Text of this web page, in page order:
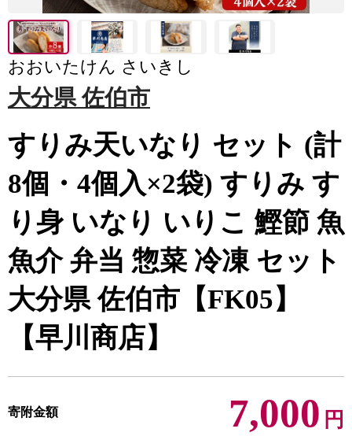
おおいたけん さいきし
大分県 佐伯市
すりみ天いなり セット (計
8個・4個入×2袋) すりみ す
り身 いなり いりこ 鰹節 魚
魚介 弁当 惣菜 冷凍 セット
大分県 佐伯市【FK05】
【早川商店】
寄附金額 7,000 円